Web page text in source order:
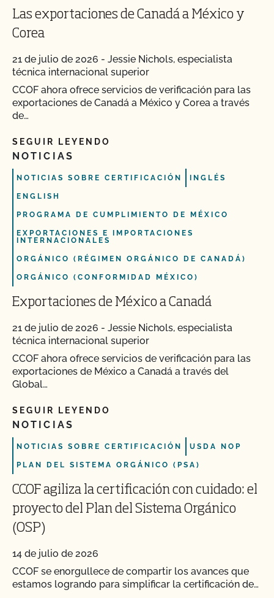
Las exportaciones de Canadá a México y
Corea
21 de julio de 2026 - Jessie Nichols, especialista
técnica internacional superior
CCOF ahora ofrece servicios de verificación para las
exportaciones de Canadá a México y Corea a través
de…
SEGUIR LEYENDO
NOTICIAS
NOTICIAS SOBRE CERTIFICACIÓN INGLÉS
ENGLISH
PROGRAMA DE CUMPLIMIENTO DE MÉXICO
EXPORTACIONES E IMPORTACIONES
INTERNACIONALES
ORGÁNICO (RÉGIMEN ORGÁNICO DE CANADÁ)
ORGÁNICO (CONFORMIDAD MÉXICO)
Exportaciones de México a Canadá
21 de julio de 2026 - Jessie Nichols, especialista
técnica internacional superior
CCOF ahora ofrece servicios de verificación para las
exportaciones de México a Canadá a través del
Global…
SEGUIR LEYENDO
NOTICIAS
NOTICIAS SOBRE CERTIFICACIÓN USDA NOP
PLAN DEL SISTEMA ORGÁNICO (PSA)
CCOF agiliza la certificación con cuidado: el
proyecto del Plan del Sistema Orgánico
(OSP)
14 de julio de 2026
CCOF se enorgullece de compartir los avances que
estamos logrando para simplificar la certificación de…